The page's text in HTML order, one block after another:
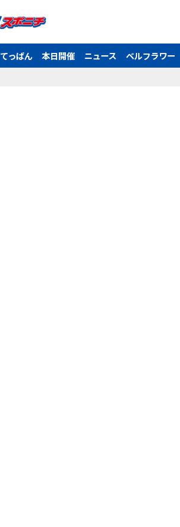
てっぱん 本日開催 ニュース ベルフラワー